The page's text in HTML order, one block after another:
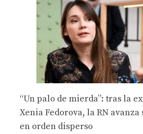
“Un palo de mierda”: tras la
Xenia Fedorova, la RN
en orden disperso